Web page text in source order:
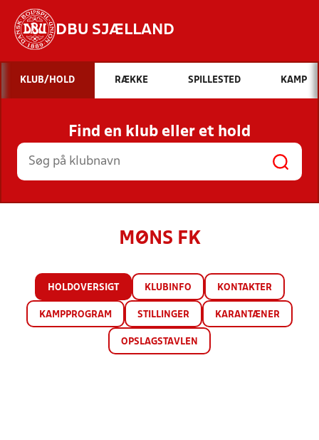
DBU SJÆLLAND
Hvad vil du søge efter?
INDHOLD OG NYHEDER
STILLINGER, RESULTATER, KLUBBER OG
HOLD
KLUB/HOLD RÆKKE SPILLESTED KAMP
Find en klub eller et hold
MØNS FK
HOLDOVERSIGT KLUBINFO KONTAKTER
KAMPPROGRAM STILLINGER KARANTÆNER
OPSLAGSTAVLEN